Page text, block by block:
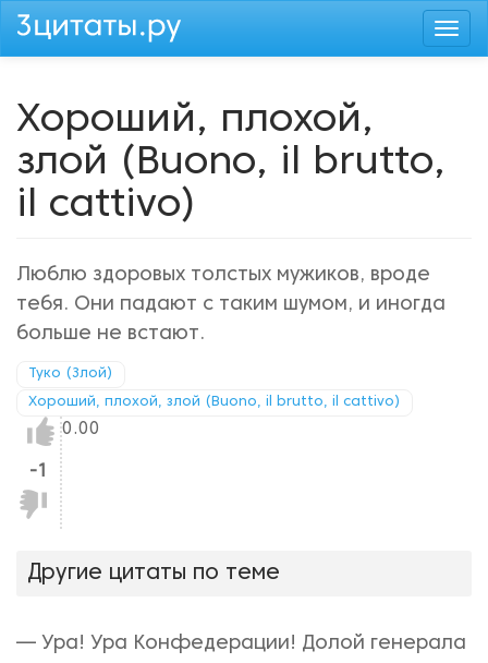
Перейти
Хороший, плохой,
злой (Buono, il brutto,
il cattivo)
Люблю здоровых толстых мужиков, вроде
тебя. Они падают с таким шумом, и иногда
больше не встают.
Туко (Злой)
Хороший, плохой, злой (Buono, il brutto, il cattivo)
Нравится!
-1
Не
нравится!
0.00
Другие цитаты по теме
— Ура! Ура Конфедерации! Долой генерала